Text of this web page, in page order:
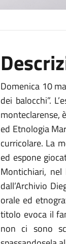
Domenica 10
dei balocchi”.
monteclarense,
ed Etnologia
curricolare. La
ed espone
Montichiari,
dall’Archivio
orale ed
titolo evoca il
non ci sono